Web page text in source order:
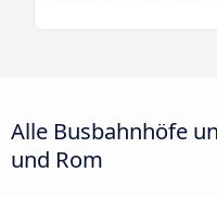
Alle Busbahnhöfe
und Rom